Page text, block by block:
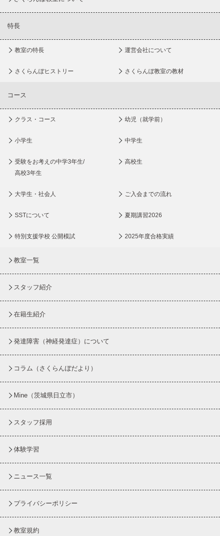
特長
教室の特長 運営会社について
さくらんぼヒストリー さくらんぼ教室の教材
コース
クラス・コース 幼児（就学前）
小学生 中学生
受験をお考えの中学3年生/
高校3年生
高校生
大学生・社会人 ご入会までの流れ
SSTについて 夏期講習2026
特別支援学校 公開模試 2025年度合格実績
教室一覧
スタッフ紹介
在籍生紹介
発達障害（神経発達症）について
コラム （さくらんぼだより）
Mine（茨城県日立市）
スタッフ採用
体験学習
ニュース一覧
プライバシーポリシー
教室規約